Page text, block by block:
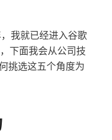
我就已经进入谷歌
下面我会从公司技
挑选这五个角度为